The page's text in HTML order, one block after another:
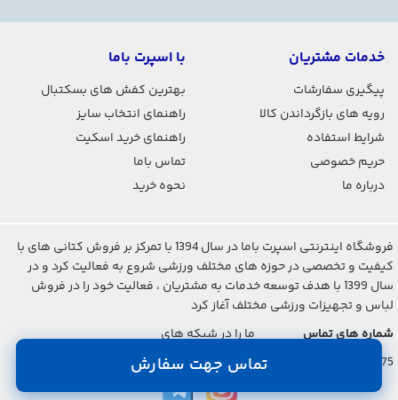
تماس جهت سفارش
خدمات مشتریان
پیگیری سفارشات
رویه های بازگرداندن کالا
شرایط استفاده
حریم خصوصی
درباره ما
با اسپرت باما
بهترین کفش های بسکتبال
راهنمای انتخاب سایز
راهنمای خرید اسکیت
تماس باما
نحوه خرید
فروشگاه اینترنتی اسپرت باما در سال 1394 با تمرکز بر فروش کتانی های با
کیفیت و تخصصی در حوزه های مختلف ورزشی شروع به فعالیت کرد و در
سال 1399 با هدف توسعه خدمات به مشتریان ، فعالیت خود را در فروش
لباس و تجهیزات ورزشی مختلف آغاز کرد
شماره های تماس
021-2842-7275
ما را در شبکه های
اجتماعی دنبال کنید